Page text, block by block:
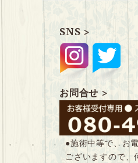
SNS >
お問合せ >
●施術中等で、お
ございますので、